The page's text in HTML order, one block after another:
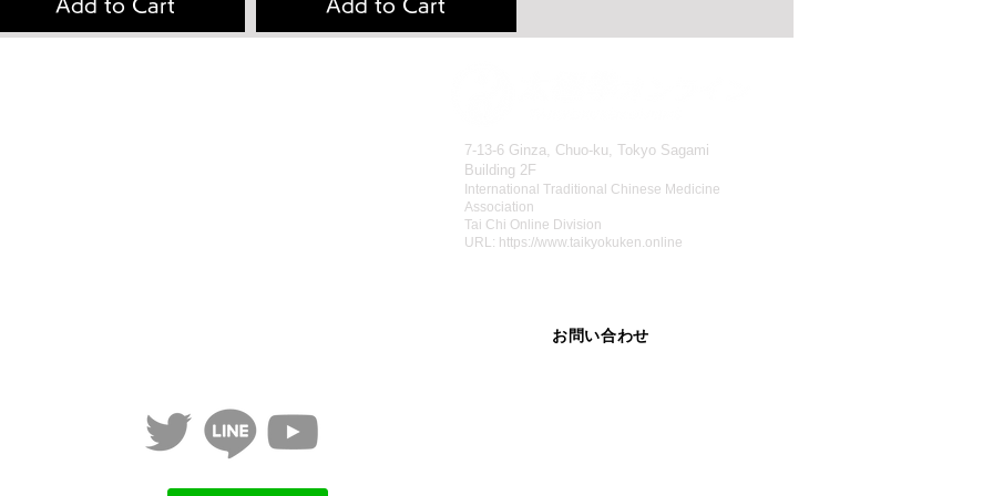
Add to Cart Add to Cart
7-13-6 Ginza, Chuo-ku, Tokyo Sagami
Building 2F
International Traditional Chinese Medicine
Association
Tai Chi Online Division
URL: https://www.taikyokuken.online
お問い合わせ